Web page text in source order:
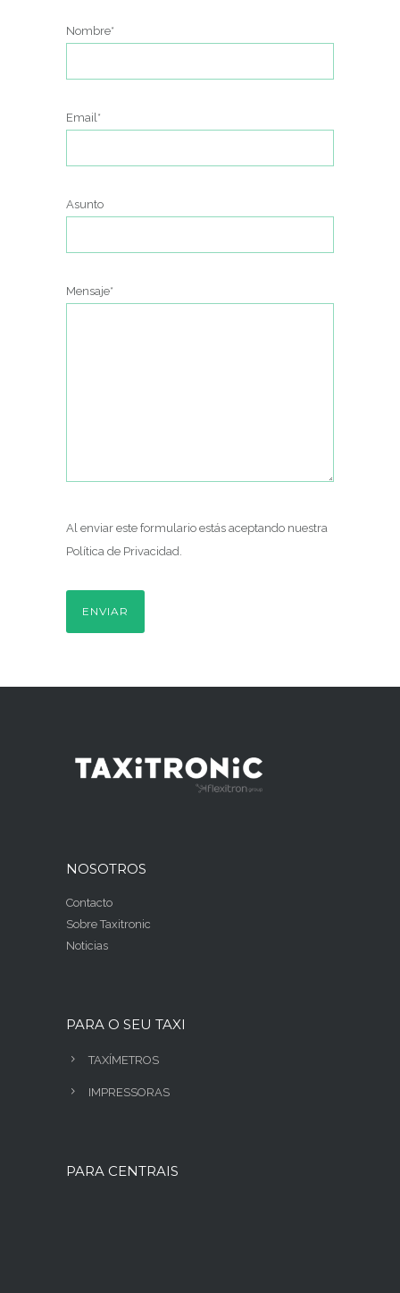
Nombre*
Email*
Asunto
Mensaje*
Al enviar este formulario estás aceptando nuestra
Política de Privacidad
NOSOTROS
Contacto
Sobre Taxitronic
Noticias
PARA O SEU TAXI
TAXÍMETROS
IMPRESSORAS
PARA CENTRAIS